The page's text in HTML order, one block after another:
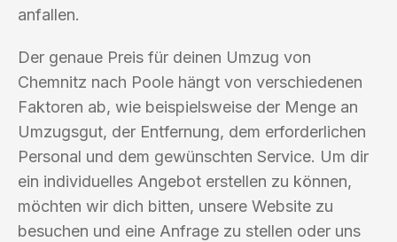
anfallen.
Der genaue Preis für deinen Umzug von
Chemnitz nach Poole hängt von verschiedenen
Faktoren ab, wie beispielsweise der Menge an
Umzugsgut, der Entfernung, dem erforderlichen
Personal und dem gewünschten Service. Um dir
ein individuelles Angebot erstellen zu können,
möchten wir dich bitten, unsere Website zu
besuchen und eine Anfrage zu stellen oder uns